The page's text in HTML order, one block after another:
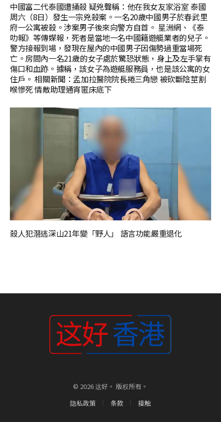
中國富二代泰國遭捅殺 疑兇聲稱：他在我女友家浴室 泰國
周六（8日）發生一宗兇殺案。一名20歲中國男子於春武里
府一公寓被殺。涉案男子後來向警方自首。 星洲網、《泰
叻報》等傳媒報，死者是當地一名中國籍遊艇業者的兒子。
警方接報到場，發現在屋內的中國男子因傷勢過重當場死
亡。房間內一名21歲的女子處於驚恐狀態，身上及左手掌有
傷口和血跡。據稱，該女子為遊艇服務員，也是該公寓的女
住戶。 相關新聞：孟加拉醫院院長捲三角戀 被砍斷陰莖割
喉慘死 情敵助理通宵匿床底下
殺人犯潛逃深山21年變「野人」 語言功能嚴重退化
© 2026 这好。 版权所有。
隐私政策
条款 接触